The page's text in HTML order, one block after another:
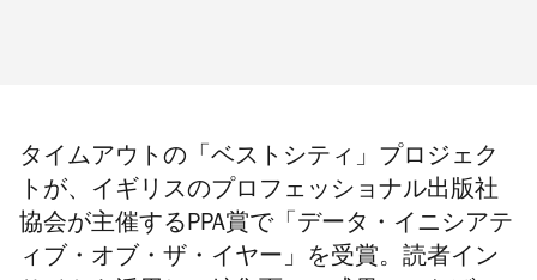
タイムアウトの「ベストシティ」プロジェク
トが、イギリスの プロフェッショナル出版社
協会が主催するPPA賞で「データ・イニシアテ
ィブ・オブ・ザ・イヤー」を受賞。読者イン